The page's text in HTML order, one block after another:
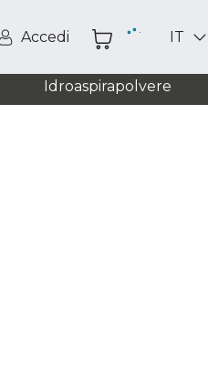
Accedi IT
Idroaspirapolvere